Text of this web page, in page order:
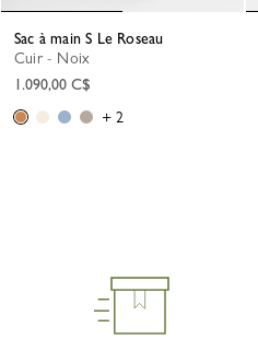
Sac à main S Le Roseau
Cuir - Noix
1.090,00 C$
+ 2